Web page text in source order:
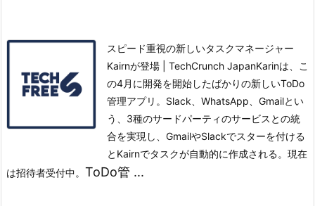
スピード重視の新しいタスクマネージャー
Kairnが登場 | TechCrunch JapanKarinは、こ
の4月に開発を開始したばかりの新しいToDo
管理アプリ。 Slack、WhatsApp、Gmailとい
う、3種のサードパーティのサービスとの統
合を実現し、GmailやSlackでスターを付ける
とKairnでタスクが自動的に作成される。 現在
は招待者受付中。 ToDo管 ...